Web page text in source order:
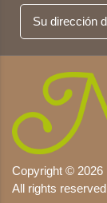
Copyright © 2026
All rights reserved